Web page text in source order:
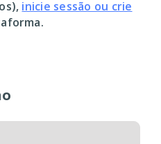
inicie sessão ou crie